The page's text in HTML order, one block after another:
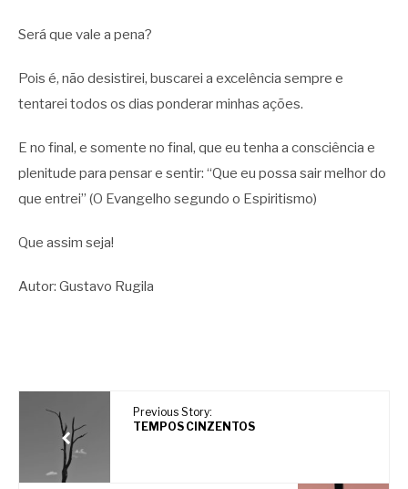
Será que vale a pena?
Pois é, não desistirei, buscarei a excelência sempre e
tentarei todos os dias ponderar minhas ações.
E no final, e somente no final, que eu tenha a consciência e
plenitude para pensar e sentir: “Que eu possa sair melhor do
que entrei” (O Evangelho segundo o Espiritismo)
Que assim seja!
Autor: Gustavo Rugila
Previous Story:
TEMPOS CINZENTOS